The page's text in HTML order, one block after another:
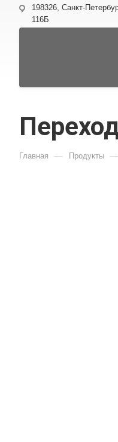
198326, Санкт-
116Б
Главная — Продукты —